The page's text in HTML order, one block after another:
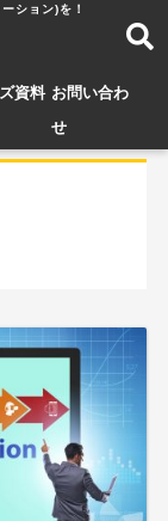
資料 お問い合わ
せ